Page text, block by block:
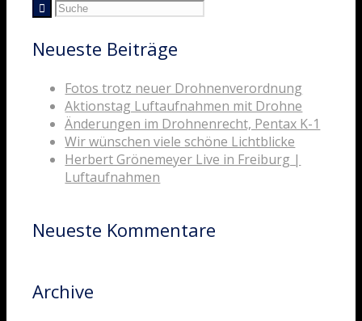
Neueste Beiträge
Fotos trotz neuer Drohnenverordnung
Aktionstag Luftaufnahmen mit Drohne
Änderungen im Drohnenrecht, Pentax K-1
Wir wünschen viele schöne Lichtblicke
Herbert Grönemeyer Live in Freiburg |
Luftaufnahmen
Neueste Kommentare
Archive